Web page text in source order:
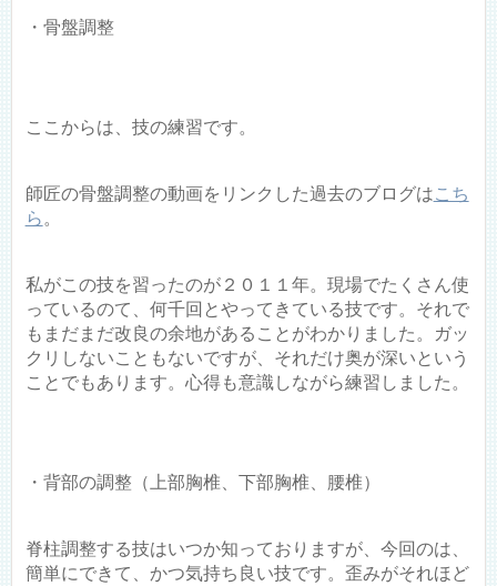
・骨盤調整
ここからは、技の練習です。
師匠の骨盤調整の動画をリンクした過去のブログはこち
ら 。
私がこの技を習ったのが２０１１年。現場でたくさん使
っているのて、何千回とやってきている技です。それで
もまだまだ改良の余地があることがわかりました。ガッ
クリしないこともないですが、それだけ奥が深いという
ことでもあります。心得も意識しながら練習しました。
・背部の調整（上部胸椎、下部胸椎、腰椎）
脊柱調整する技はいつか知っておりますが、今回のは、
簡単にできて、かつ気持ち良い技です。歪みがそれほど